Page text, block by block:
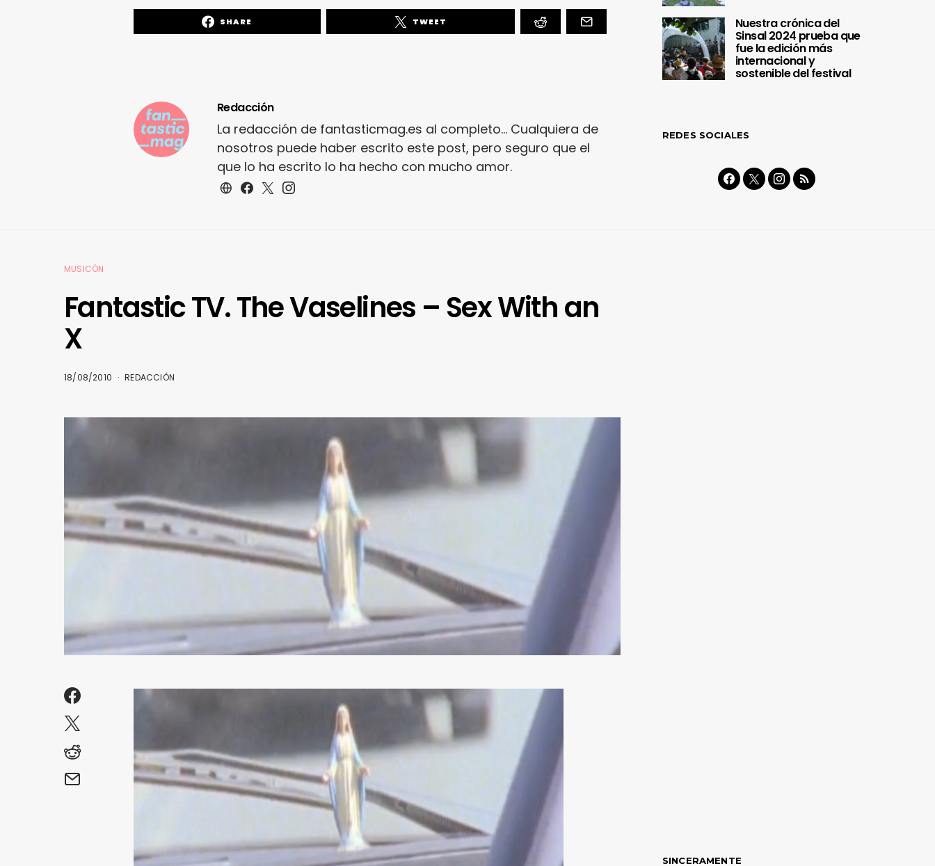
SHARE TWEET
Redacción
La redacción de fantasticmag.es al completo... Cualquiera de
nosotros puede haber escrito este post, pero seguro que el
que lo ha escrito lo ha hecho con mucho amor.
Nuestra crónica del
Sinsal 2024 prueba que
fue la edición más
internacional y
sostenible del festival
REDES SOCIALES
MUSICÓN
Fantastic TV. The Vaselines – Sex With an
X
18/08/2010 REDACCIÓN
SINCERAMENTE